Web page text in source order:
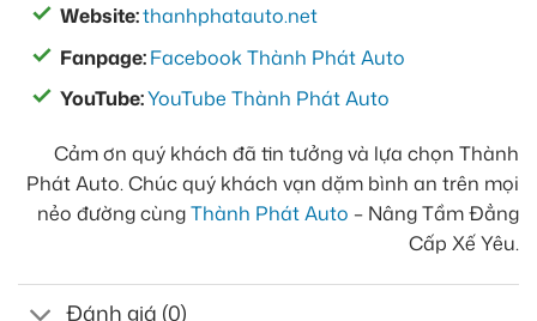
Website:thanhphatauto.net
Fanpage:Facebook Thành Phát Auto
YouTube:YouTube Thành Phát Auto
Cảm ơn quý khách đã tin tưởng và lựa chọn Thành
Phát Auto. Chúc quý khách vạn dặm bình an trên mọi
nẻo đường cùngThành Phát Auto – Nâng Tầm Đẳng
Cấp Xế Yêu.
Đánh giá (0)